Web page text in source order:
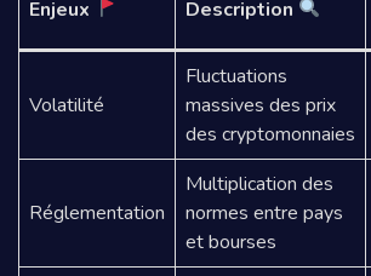
Enjeux Description
Volatilité
Fluctuations
massives des prix
des cryptomonnaies
Réglementation
Multiplication des
normes entre pays
et bourses